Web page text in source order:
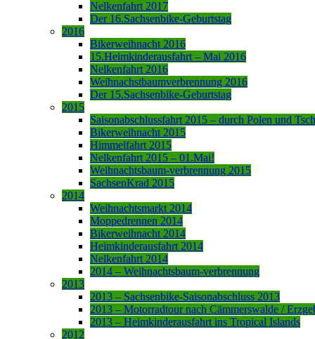
Nelkenfahrt 2017
Der 16.Sachsenbike-Geburtstag
2016
Bikerweihnacht 2016
15.Heimkinderausfahrt – Mai 2016
Nelkenfahrt 2016
Weihnachstbaumverbrennung 2016
Der 15.Sachsenbike-Geburtstag
2015
Saisonabschlussfahrt 2015 – durch Polen und
Bikerweihnacht 2015
Himmelfahrt 2015
Nelkenfahrt 2015 – 01.Mai!
Weihnachtsbaum-verbrennung 2015
SachsenKrad 2015
2014
Weihnachtsmarkt 2014
Moppedrennen 2014
Bikerweihnacht 2014
Heimkinderausfahrt 2014
Nelkenfahrt 2014
2014 – Weihnachtsbaum-verbrennung
2013
2013 – Sachsenbike-Saisonabschluss 2013
2013 – Motorradtour nach Cämmerswalde /
2013 – Heimkinderausfahrt ins Tropical Islands
2012